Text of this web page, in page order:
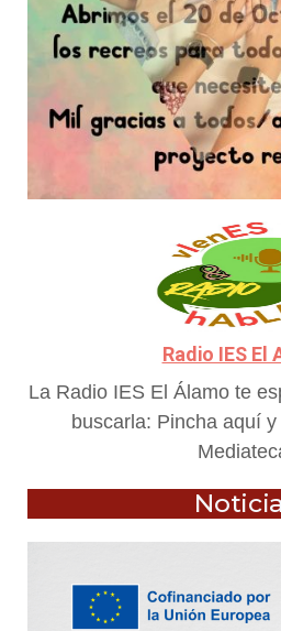
Radio IES El
La Radio IES El Álamo te
buscarla: Pincha aquí